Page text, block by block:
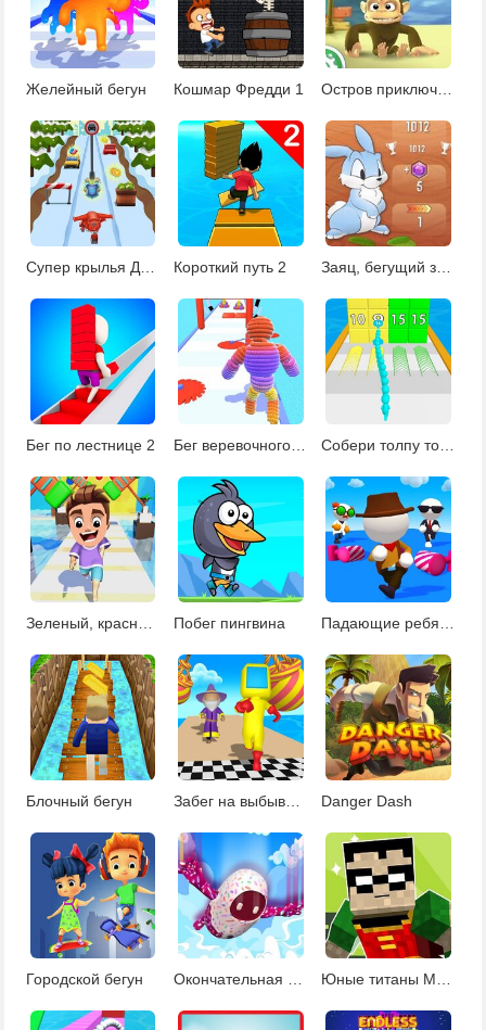
Желейный бегун Кошмар Фредди 1 Остров приключений
Супер крылья Джетт Короткий путь 2 Заяц, бегущий за алмазами
Бег по лестнице 2 Бег веревочного человечка Собери толпу толкателей
Побег пингвина
Блочный бегун Забег на выбывание Danger Dash
Городской бегун